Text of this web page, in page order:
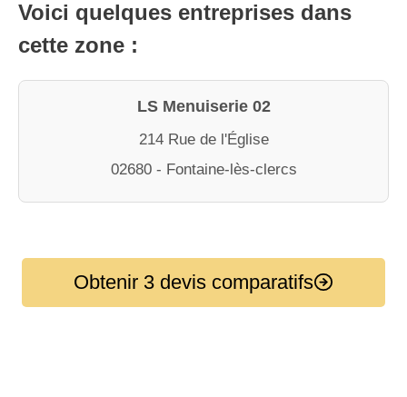
Voici quelques entreprises dans
cette zone :
LS Menuiserie 02
214 Rue de l'Église
02680 - Fontaine-lès-clercs
Obtenir 3 devis comparatifs